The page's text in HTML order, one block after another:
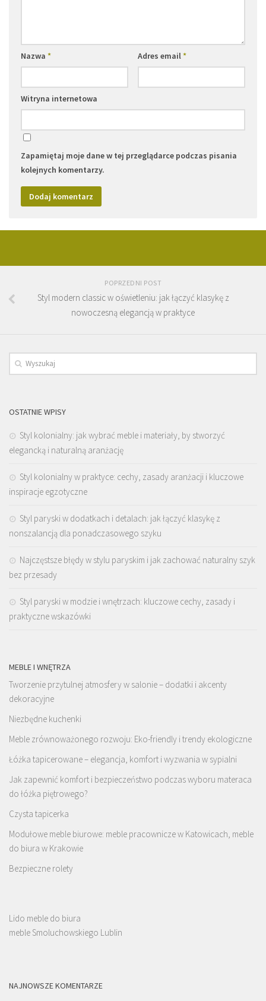
Nazwa * Adres email*
Witryna internetowa
Zapamiętaj moje dane w tej przeglądarce podczas pisania
kolejnych komentarzy.
POPRZEDNI POST
Styl modern classic w oświetleniu: jak łączyć klasykę z
nowoczesną elegancją w praktyce
OSTATNIE WPISY
Styl kolonialny: jak wybrać meble i materiały, by stworzyć
elegancką i naturalną aranżację
Styl kolonialny w praktyce: cechy, zasady aranżacji i kluczowe
inspiracje egzotyczne
Styl paryski w dodatkach i detalach: jak łączyć klasykę z
nonszalancją dla ponadczasowego szyku
Najczęstsze błędy w stylu paryskim i jak zachować naturalny szyk
bez przesady
Styl paryski w modzie i wnętrzach: kluczowe cechy, zasady i
praktyczne wskazówki
MEBLE I WNĘTRZA
Tworzenie przytulnej atmosfery w salonie – dodatki i akcenty
dekoracyjne
Niezbędne kuchenki
Meble zrównoważonego rozwoju: Eko-friendly i trendy ekologiczne
Łóżka tapicerowane – elegancja, komfort i wyzwania w sypialni
Jak zapewnić komfort i bezpieczeństwo podczas wyboru materaca
do łóżka piętrowego?
Czysta tapicerka
Modułowe meble biurowe: meble pracownicze w Katowicach, meble
do biura w Krakowie
Bezpieczne rolety
Lido meble do biura
meble Smoluchowskiego Lublin
NAJNOWSZE KOMENTARZE